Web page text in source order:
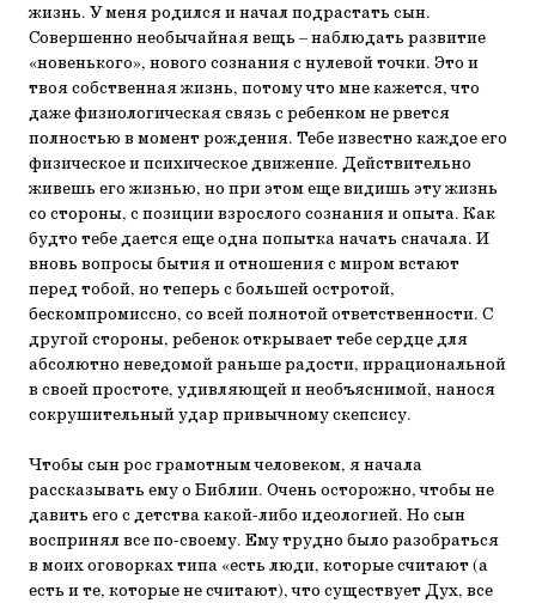
жизнь. У меня родился и начал подрастать сын.
Совершенно необычайная вещь – наблюдать развитие
«новенького», нового сознания с нулевой точки. Это и
твоя собственная жизнь, потому что мне кажется, что
даже физиологическая связь с ребенком не рвется
полностью в момент рождения. Тебе известно каждое его
физическое и психическое движение. Действительно
живешь его жизнью, но при этом еще видишь эту жизнь
со стороны, с позиции взрослого сознания и опыта. Как
будто тебе дается еще одна попытка начать сначала. И
вновь вопросы бытия и отношения с миром встают
перед тобой, но теперь с большей остротой,
бескомпромиссно, со всей полнотой ответственности. С
другой стороны, ребенок открывает тебе сердце для
абсолютно неведомой раньше радости, иррациональной
в своей простоте, удивляющей и необъяснимой, нанося
сокрушительный удар привычному скепсису.
Чтобы сын рос грамотным человеком, я начала
рассказывать ему о Библии. Очень осторожно, чтобы не
давить его с детства какой-либо идеологией. Но сын
воспринял все по-своему. Ему трудно было разобраться
в моих оговорках типа «есть люди, которые считают (а
есть и те, которые не считают), что существует Дух, все